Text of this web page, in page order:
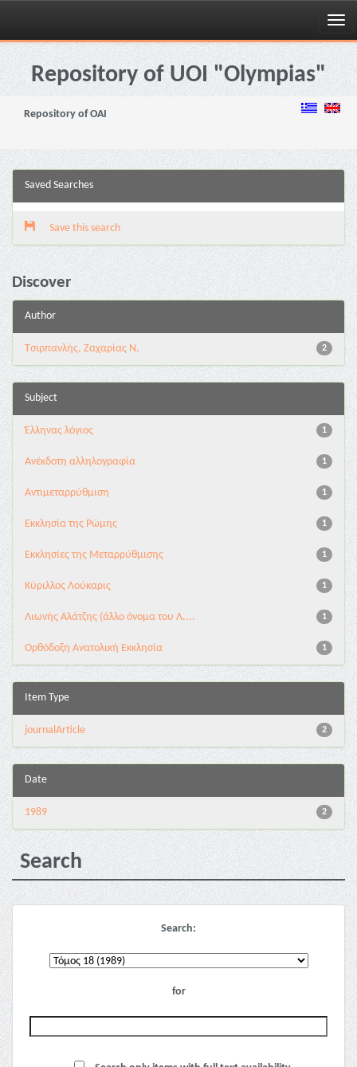
Skip
navigationRepository of UOI "Olympias"
Repository of OAI
Saved Searches
Save this search
Discover
Author
2
Τσιρπανλής, Ζαχαρίας Ν.
Subject
1
Έλληνας λόγιος
1
Ανέκδοτη αλληλογραφία
1
Αντιμεταρρύθμιση
1
Εκκλησία της Ρώμης
1
Εκκλησίες της Μεταρρύθμισης
1
Κύριλλος Λούκαρις
1
Λιωνής Αλάτζης (άλλο όνομα του Λ....
1
Ορθόδοξη Ανατολική Εκκλησία
Item Type
2
journalArticle
Date
2
1989
Search
Search:
for